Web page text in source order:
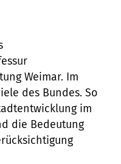
Weimar. Im
des Bundes. So
im
die Bedeutung